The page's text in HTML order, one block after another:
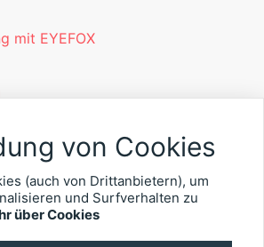
mit EYEFOX
Ihre Möglichkeiten
von Cookies
(auch von Drittanbietern), um
und Surfverhalten zu
über Cookies